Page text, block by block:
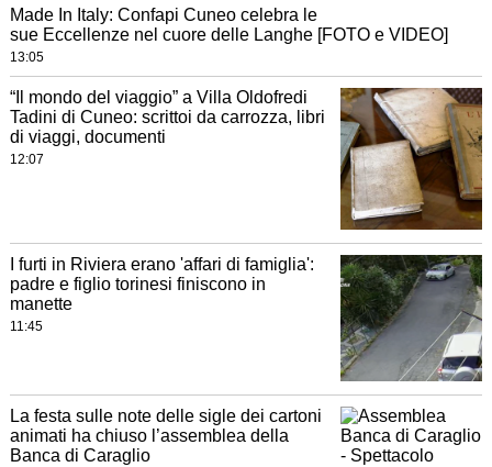
Made In Italy: Confapi Cuneo celebra le
sue Eccellenze nel cuore delle Langhe [FOTO e VIDEO]
13:05
“Il mondo del viaggio” a Villa Oldofredi
Tadini di Cuneo: scrittoi da carrozza, libri
di viaggi, documenti
12:07
I furti in Riviera erano 'affari di famiglia':
padre e figlio torinesi finiscono in
manette
11:45
La festa sulle note delle sigle dei cartoni
animati ha chiuso l’assemblea della
Banca di Caraglio